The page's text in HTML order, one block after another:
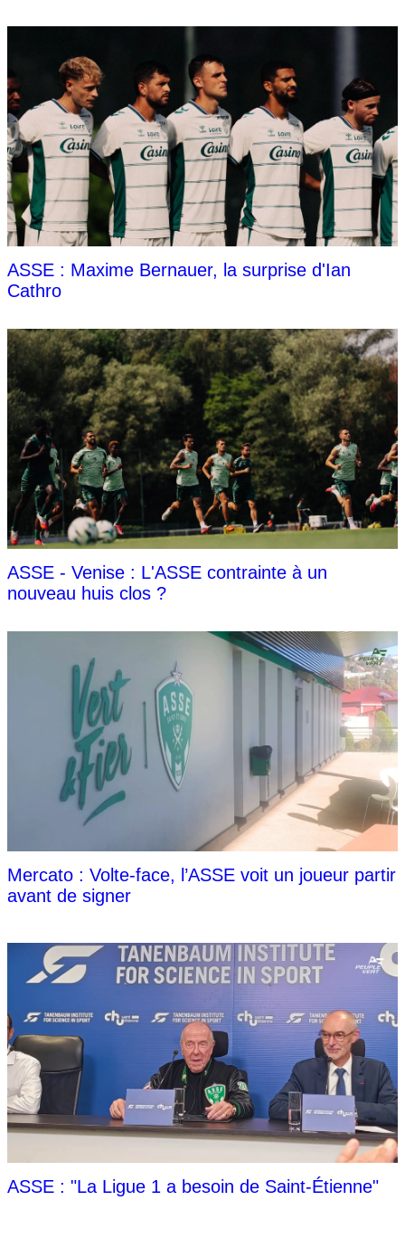
ASSE : Maxime Bernauer, la surprise d'Ian
Cathro
ASSE - Venise : L'ASSE contrainte à un
nouveau huis clos ?
Mercato : Volte-face, l’ASSE voit un joueur partir
avant de signer
ASSE : "La Ligue 1 a besoin de Saint-Étienne"